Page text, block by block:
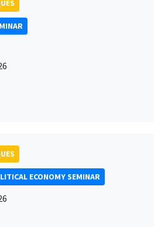
ECONOMY SEMINAR